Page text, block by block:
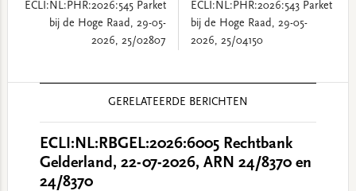
ECLI:NL:PHR:2026:545 Parket
bij de Hoge Raad, 29-05-
2026, 25/02807
ECLI:NL:PHR:2026:543 Parket
bij de Hoge Raad, 29-05-
2026, 25/04150
GERELATEERDE BERICHTEN
ECLI:NL:RBGEL:2026:6005 Rechtbank
Gelderland, 22-07-2026, ARN 24/8370 en
24/8370